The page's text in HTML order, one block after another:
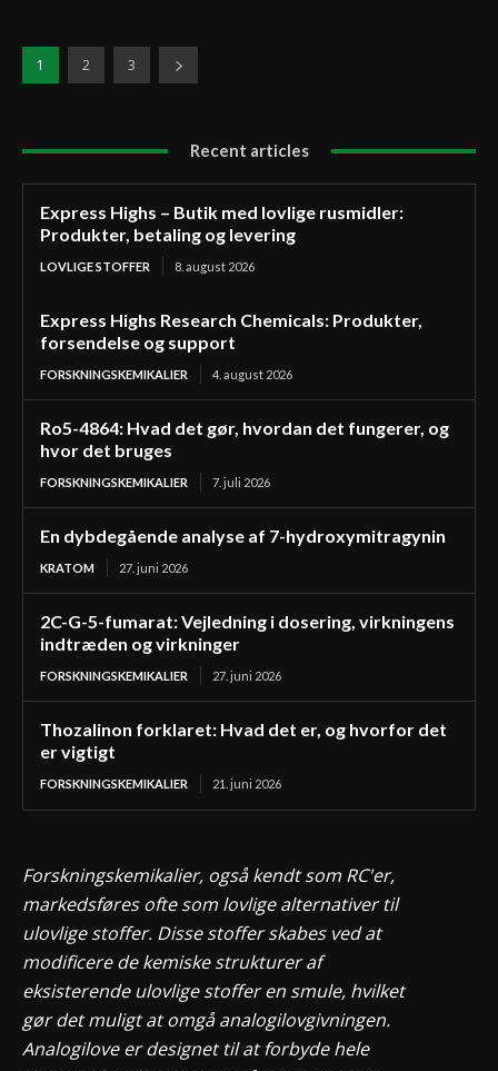
1 2 3
Recent articles
Express Highs – Butik med lovlige rusmidler:
Produkter, betaling og levering
LOVLIGE STOFFER 8. august 2026
Express Highs Research Chemicals: Produkter,
forsendelse og support
FORSKNINGSKEMIKALIER 4. august 2026
Ro5-4864: Hvad det gør, hvordan det fungerer, og
hvor det bruges
FORSKNINGSKEMIKALIER 7. juli 2026
En dybdegående analyse af 7-hydroxymitragynin
KRATOM 27. juni 2026
2C-G-5-fumarat: Vejledning i dosering, virkningens
indtræden og virkninger
FORSKNINGSKEMIKALIER 27. juni 2026
Thozalinon forklaret: Hvad det er, og hvorfor det
er vigtigt
FORSKNINGSKEMIKALIER 21. juni 2026
Forskningskemikalier, også kendt som RC'er,
markedsføres ofte som lovlige alternativer til
ulovlige stoffer. Disse stoffer skabes ved at
modificere de kemiske strukturer af
eksisterende ulovlige stoffer en smule, hvilket
gør det muligt at omgå analogilovgivningen.
Analogilove er designet til at forbyde hele